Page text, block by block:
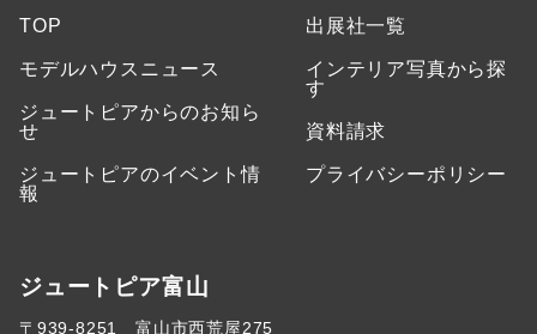
TOP
モデルハウスニュース
ジュートピアからのお知ら
せ
ジュートピアのイベント情
報
出展社一覧
インテリア写真から探
す
資料請求
プライバシーポリシー
ジュートピア富山
〒939-8251 富山市西荒屋275